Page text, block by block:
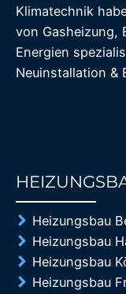
Klimatechnik
von Gasheizung,
Energien
Neuinstallation &
Heizungsbau
Heizungsbau
Heizungsbau
Heizungsbau